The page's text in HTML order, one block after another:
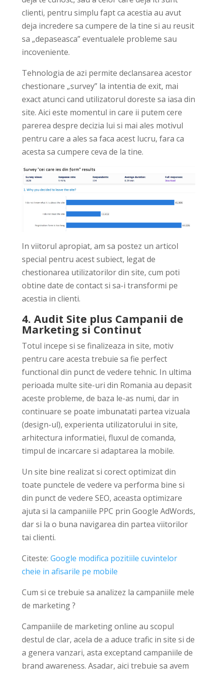
clienti, pentru simplu fapt ca acestia au avut
deja incredere sa cumpere de la tine si au reusit
sa „depaseasca” eventualele probleme sau
incoveniente.
Tehnologia de azi permite declansarea acestor
chestionare „survey” la intentia de exit, mai
exact atunci cand utilizatorul doreste sa iasa din
site. Aici este momentul in care ii putem cere
parerea despre decizia lui si mai ales motivul
pentru care a ales sa faca acest lucru, fara ca
acesta sa cumpere ceva de la tine.
In viitorul apropiat, am sa postez un articol
special pentru acest subiect, legat de
chestionarea utilizatorilor din site, cum poti
obtine date de contact si sa-i transformi pe
acestia in clienti.
4. Audit Site plus Campanii de
Marketing si Continut
Totul incepe si se finalizeaza in site, motiv
pentru care acesta trebuie sa fie perfect
functional din punct de vedere tehnic. In ultima
perioada multe site-uri din Romania au depasit
aceste probleme, de baza le-as numi, dar in
continuare se poate imbunatati partea vizuala
(design-ul), experienta utilizatorului in site,
arhitectura informatiei, fluxul de comanda,
timpul de incarcare si adaptarea la mobile.
Un site bine realizat si corect optimizat din
toate punctele de vedere va performa bine si
din punct de vedere SEO, aceasta optimizare
ajuta si la campaniile PPC prin Google AdWords,
dar si la o buna navigarea din partea viitorilor
tai clienti.
Citeste: Google modifica pozitiile cuvintelor
cheie in afisarile pe mobile
Cum si ce trebuie sa analizez la campaniile mele
de marketing ?
Campaniile de marketing online au scopul
destul de clar, acela de a aduce trafic in site si de
a genera vanzari, asta exceptand campaniile de
brand awareness. Asadar, aici trebuie sa avem